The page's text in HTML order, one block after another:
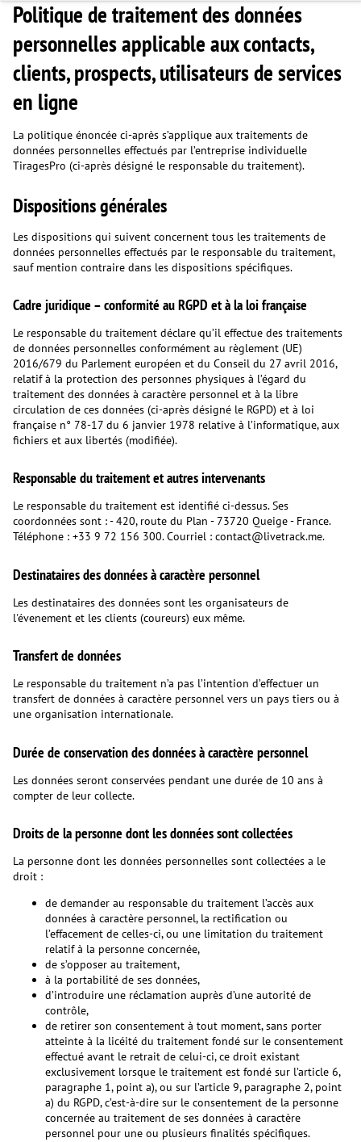
Politique de traitement des données
personnelles applicable aux contacts,
clients, prospects, utilisateurs de services
en ligne
La politique énoncée ci-après s’applique aux traitements de
données personnelles effectués par l’entreprise individuelle
TiragesPro (ci-après désigné le responsable du traitement).
Dispositions générales
Les dispositions qui suivent concernent tous les traitements de
données personnelles effectués par le responsable du traitement,
sauf mention contraire dans les dispositions spécifiques.
Cadre juridique – conformité au RGPD et à la loi française
Le responsable du traitement déclare qu’il effectue des traitements
de données personnelles conformément au règlement (UE)
2016/679 du Parlement européen et du Conseil du 27 avril 2016,
relatif à la protection des personnes physiques à l’égard du
traitement des données à caractère personnel et à la libre
circulation de ces données (ci-après désigné le RGPD) et à loi
française n° 78-17 du 6 janvier 1978 relative à l’informatique, aux
fichiers et aux libertés (modifiée).
Responsable du traitement et autres intervenants
Le responsable du traitement est identifié ci-dessus. Ses
coordonnées sont : - 420, route du Plan - 73720 Queige - France.
Téléphone : +33 9 72 156 300. Courriel : contact@livetrack.me.
Destinataires des données à caractère personnel
Les destinataires des données sont les organisateurs de
l'évenement et les clients (coureurs) eux même.
Transfert de données
Le responsable du traitement n’a pas l’intention d’effectuer un
transfert de données à caractère personnel vers un pays tiers ou à
une organisation internationale.
Durée de conservation des données à caractère personnel
Les données seront conservées pendant une durée de 10 ans à
compter de leur collecte.
Droits de la personne dont les données sont collectées
La personne dont les données personnelles sont collectées a le
droit :
de demander au responsable du traitement l’accès aux
données à caractère personnel, la rectifi­cation ou
l’effacement de celles-ci, ou une limitation du traitement
relatif à la personne concernée,
de s’opposer au traitement,
à la portabilité de ses données,
d’introduire une réclamation auprès d’une autorité de
contrôle,
de retirer son consentement à tout moment, sans porter
atteinte à la licéité du traitement fondé sur le consentement
effectué avant le retrait de celui-ci, ce droit existant
exclusivement lorsque le traitement est fondé sur l’article 6,
paragraphe 1, point a), ou sur l’article 9, paragraphe 2, point
a) du RGPD, c’est-à-dire sur le consentement de la personne
concernée au traitement de ses données à caractère
personnel pour une ou plusieurs finalités spécifiques.